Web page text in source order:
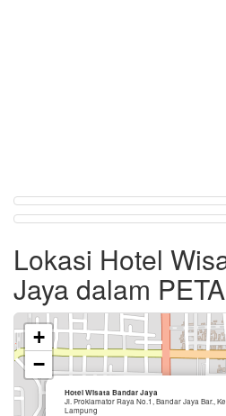
Lokasi Hotel
Jaya dalam PETA
Hotel Wisata Bandar Jaya
Jl. Proklamator Raya No.1, Bandar Jaya Bar.,
Lampung
+
−